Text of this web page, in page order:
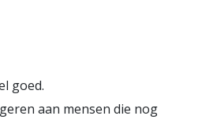
goed.
aan mensen die nog